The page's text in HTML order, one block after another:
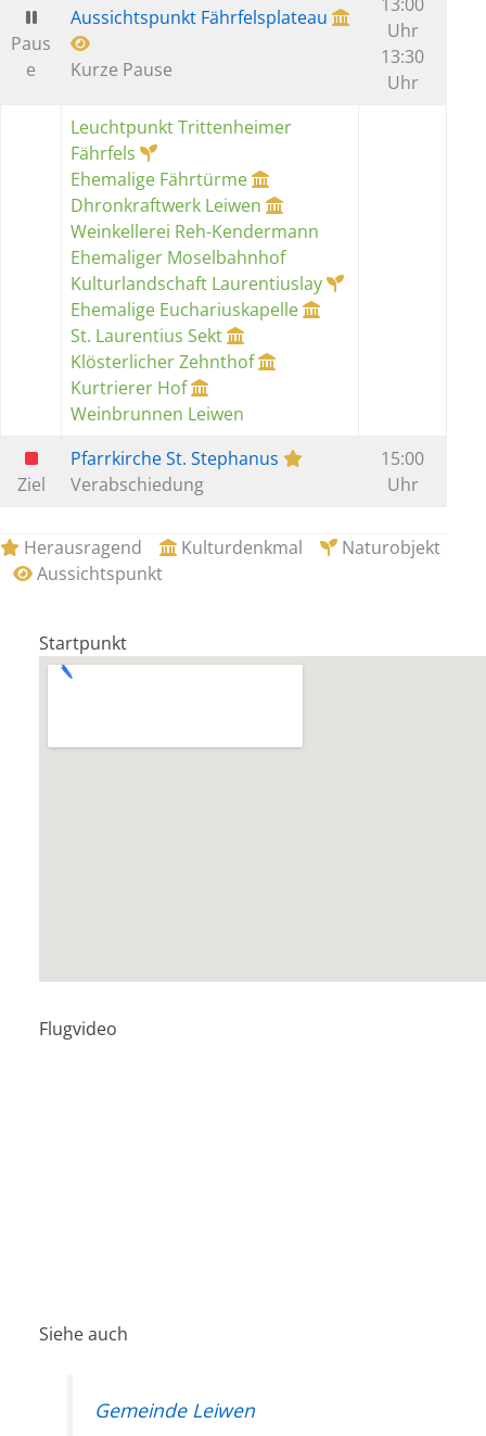
Paus
e
Aussichtspunkt Fährfelsplateau
Kurze Pause
Uhr
13:30
Uhr
Leuchtpunkt Trittenheimer
Fährfels
Ehemalige Fährtürme
Dhronkraftwerk Leiwen
Weinkellerei Reh-Kendermann
Ehemaliger Moselbahnhof
Kulturlandschaft Laurentiuslay
Ehemalige Euchariuskapelle
St. Laurentius Sekt
Klösterlicher Zehnthof
Kurtrierer Hof
Weinbrunnen Leiwen
Ziel
Pfarrkirche St. Stephanus
Verabschiedung
15:00
Uhr
Herausragend Kulturdenkmal
Naturobjekt
Aussichtspunkt
Startpunkt
Flugvideo
Siehe auch
Gemeinde Leiwen